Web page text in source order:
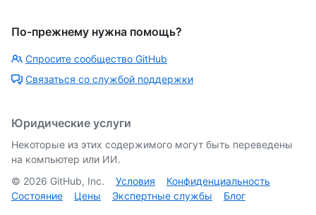
По-прежнему нужна помощь?
Спросите сообщество GitHub
Связаться со службой поддержки
Юридические услуги
Некоторые из этих содержимого могут быть переведены
на компьютер или ИИ.
© 2026 GitHub, Inc. Условия
Конфиденциальность
Состояние
Цены Экспертные службы Блог